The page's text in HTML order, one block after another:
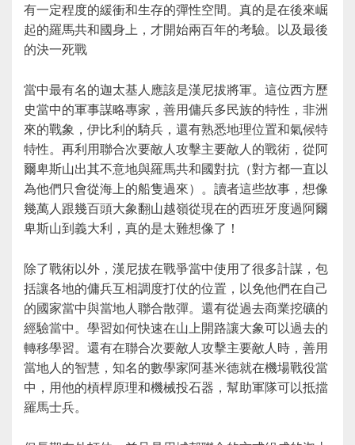
有一定程度的緩衝和生存的彈性空間。真的是在後來崛
起的羅馬共和國身上，才開始兩百年的考驗。以及最後
的決一死戰
當中最有名的迦太基人應該是漢尼拔將軍。這位西方歷
史當中的軍事謀略專家，善用傭兵多民族的特性，非洲
來的戰象，伊比利的騎兵，還有熟悉地理位置和氣候特
特性。再利用聯合次要敵人攻擊主要敵人的戰術，從阿
爾卑斯山出其不意地與羅馬共和國對抗（對方都一直以
為他們只會從海上的船隻過來）。讀者這些故事，想像
幾萬人跟幾百頭大象翻山越嶺從現在的西班牙度過阿爾
卑斯山到義大利，真的是太難想像了！
除了戰術以外，漢尼拔在戰爭當中使用了很多計謀，包
括讓各地的傭兵互相調度打仗的位置，以免他們在自己
的國家當中與當地人聯合散彈。還有從過去商業挖礦的
經驗當中。學習如何快速在山上開路讓大象可以過去的
轉移學習。還有在聯合次要敵人攻擊主要敵人時，善用
當地人的智慧，知名的數學家阿基米德就在機場戰役當
中，用他的槓桿原理和機械投石器，幫助軍隊可以抵擋
羅馬士兵。